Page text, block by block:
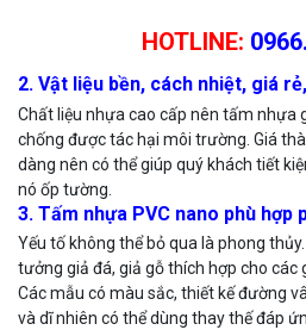
HOTLINE:
2. Vật liệu bền, cách nhiệt, giá
Chất liệu nhựa cao cấp nên tấm nhựa
chống được tác hại môi trường. Giá
dàng nên có thể giúp quý khách tiết
nó ốp tường.
3. Tấm nhựa PVC nano phù hợp
Yếu tố không thể bỏ qua là phong
tưởng giả đá, giả gỗ thích hợp cho các
Các mẫu có màu sắc, thiết kế đường
và dĩ nhiên có thể dùng thay thế đáp